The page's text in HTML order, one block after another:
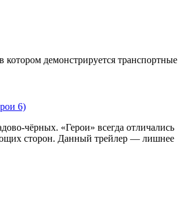
демонстрируется транспортные
6)
чёрных. «Герои» всегда отличались
сторон. Данный трейлер — лишнее